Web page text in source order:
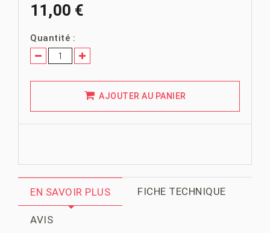
11,00 €
Quantité :
AJOUTER AU PANIER
EN SAVOIR PLUS FICHE TECHNIQUE
AVIS